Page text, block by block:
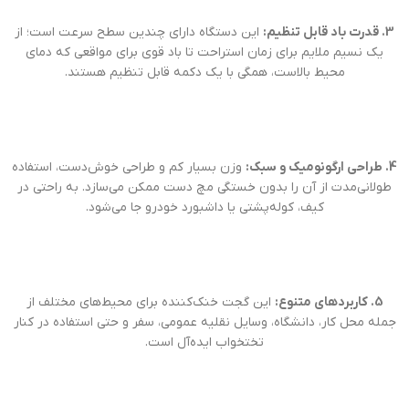
3. قدرت باد قابل تنظیم:
این دستگاه دارای چندین سطح سرعت است؛ از
یک نسیم ملایم برای زمان استراحت تا باد قوی برای مواقعی که دمای
محیط بالاست، همگی با یک دکمه قابل تنظیم هستند.
4. طراحی ارگونومیک و سبک:
وزن بسیار کم و طراحی خوش‌دست، استفاده
طولانی‌مدت از آن را بدون خستگی مچ دست ممکن می‌سازد. به راحتی در
کیف، کوله‌پشتی یا داشبورد خودرو جا می‌شود.
5. کاربردهای متنوع:
این گجت خنک‌کننده برای محیط‌های مختلف از
جمله محل کار، دانشگاه، وسایل نقلیه عمومی، سفر و حتی استفاده در کنار
تختخواب ایده‌آل است.